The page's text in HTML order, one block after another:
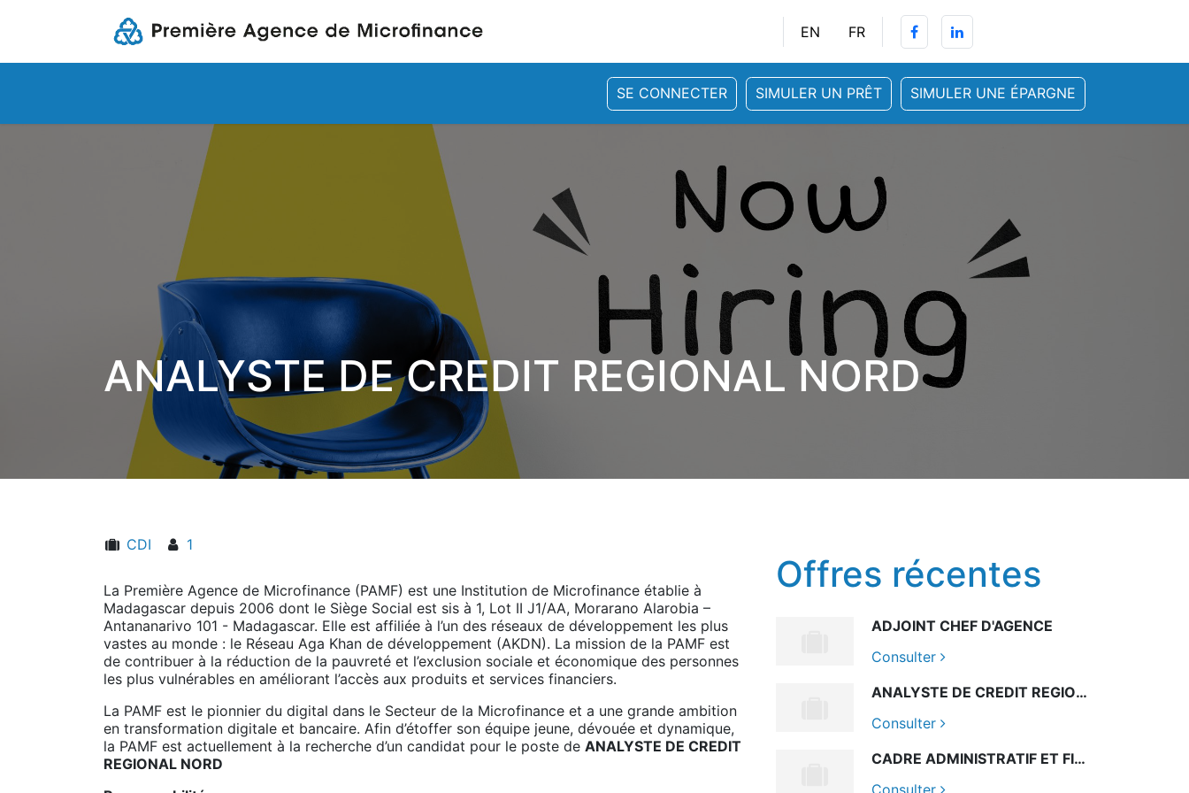
EN FR
Nos publications Nous rejoindre Événements Cours FR
SE CONNECTER SIMULER UN PRÊT SIMULER UNE ÉPARGNE
ANALYSTE DE CREDIT REGIONAL NORD
CDI 1
La Première Agence de Microfinance (PAMF) est une Institution de Microfinance établie à
Madagascar depuis 2006 dont le Siège Social est sis à 1, Lot II J1/AA, Morarano Alarobia –
Antananarivo 101 - Madagascar. Elle est affiliée à l’un des réseaux de développement les plus
vastes au monde : le Réseau Aga Khan de développement (AKDN). La mission de la PAMF est
de contribuer à la réduction de la pauvreté et l’exclusion sociale et économique des personnes
les plus vulnérables en améliorant l’accès aux produits et services financiers.
La PAMF est le pionnier du digital dans le Secteur de la Microfinance et a une grande ambition
en transformation digitale et bancaire. Afin d’étoffer son équipe jeune, dévouée et dynamique,
la PAMF est actuellement à la recherche d’un candidat pour le poste de ANALYSTE DE CREDIT
REGIONAL NORD
Offres récentes
ADJOINT CHEF D'AGENCE
Consulter
ANALYSTE DE CREDIT REGIONAL NORD
Consulter
CADRE ADMINISTRATIF ET FINANCIER
Consulter